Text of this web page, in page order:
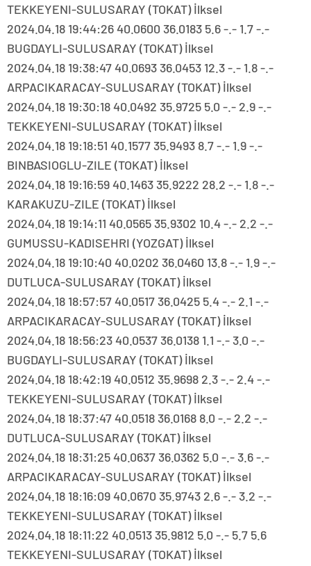
TEKKEYENI-SULUSARAY (TOKAT) İlksel
2024.04.18 19:44:26 40.0600 36.0183 5.6 -.- 1.7 -.-
BUGDAYLI-SULUSARAY (TOKAT) İlksel
2024.04.18 19:38:47 40.0693 36.0453 12.3 -.- 1.8 -.-
ARPACIKARACAY-SULUSARAY (TOKAT) İlksel
2024.04.18 19:30:18 40.0492 35.9725 5.0 -.- 2.9 -.-
TEKKEYENI-SULUSARAY (TOKAT) İlksel
2024.04.18 19:18:51 40.1577 35.9493 8.7 -.- 1.9 -.-
BINBASIOGLU-ZILE (TOKAT) İlksel
2024.04.18 19:16:59 40.1463 35.9222 28.2 -.- 1.8 -.-
KARAKUZU-ZILE (TOKAT) İlksel
2024.04.18 19:14:11 40.0565 35.9302 10.4 -.- 2.2 -.-
GUMUSSU-KADISEHRI (YOZGAT) İlksel
2024.04.18 19:10:40 40.0202 36.0460 13.8 -.- 1.9 -.-
DUTLUCA-SULUSARAY (TOKAT) İlksel
2024.04.18 18:57:57 40.0517 36.0425 5.4 -.- 2.1 -.-
ARPACIKARACAY-SULUSARAY (TOKAT) İlksel
2024.04.18 18:56:23 40.0537 36.0138 1.1 -.- 3.0 -.-
BUGDAYLI-SULUSARAY (TOKAT) İlksel
2024.04.18 18:42:19 40.0512 35.9698 2.3 -.- 2.4 -.-
TEKKEYENI-SULUSARAY (TOKAT) İlksel
2024.04.18 18:37:47 40.0518 36.0168 8.0 -.- 2.2 -.-
DUTLUCA-SULUSARAY (TOKAT) İlksel
2024.04.18 18:31:25 40.0637 36.0362 5.0 -.- 3.6 -.-
ARPACIKARACAY-SULUSARAY (TOKAT) İlksel
2024.04.18 18:16:09 40.0670 35.9743 2.6 -.- 3.2 -.-
TEKKEYENI-SULUSARAY (TOKAT) İlksel
2024.04.18 18:11:22 40.0513 35.9812 5.0 -.- 5.7 5.6
TEKKEYENI-SULUSARAY (TOKAT) İlksel